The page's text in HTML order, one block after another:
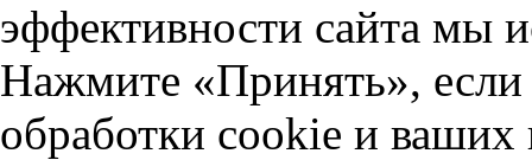
эффективности сайта мы
Нажмите «Принять», если
обработки cookie и